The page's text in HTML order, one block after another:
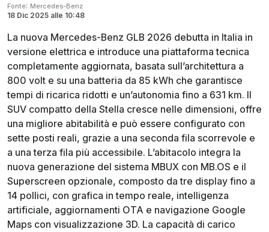
Fonte: Mercedes-Benz
18 Dic 2025 alle 10:48
La nuova Mercedes-Benz GLB 2026 debutta in Italia in
versione elettrica e introduce una piattaforma tecnica
completamente aggiornata, basata sull’architettura a
800 volt e su una batteria da 85 kWh che garantisce
tempi di ricarica ridotti e un’autonomia fino a 631 km. Il
SUV compatto della Stella cresce nelle dimensioni, offre
una migliore abitabilità e può essere configurato con
sette posti reali, grazie a una seconda fila scorrevole e
a una terza fila più accessibile. L’abitacolo integra la
nuova generazione del sistema MBUX con MB.OS e il
Superscreen opzionale, composto da tre display fino a
14 pollici, con grafica in tempo reale, intelligenza
artificiale, aggiornamenti OTA e navigazione Google
Maps con visualizzazione 3D. La capacità di carico